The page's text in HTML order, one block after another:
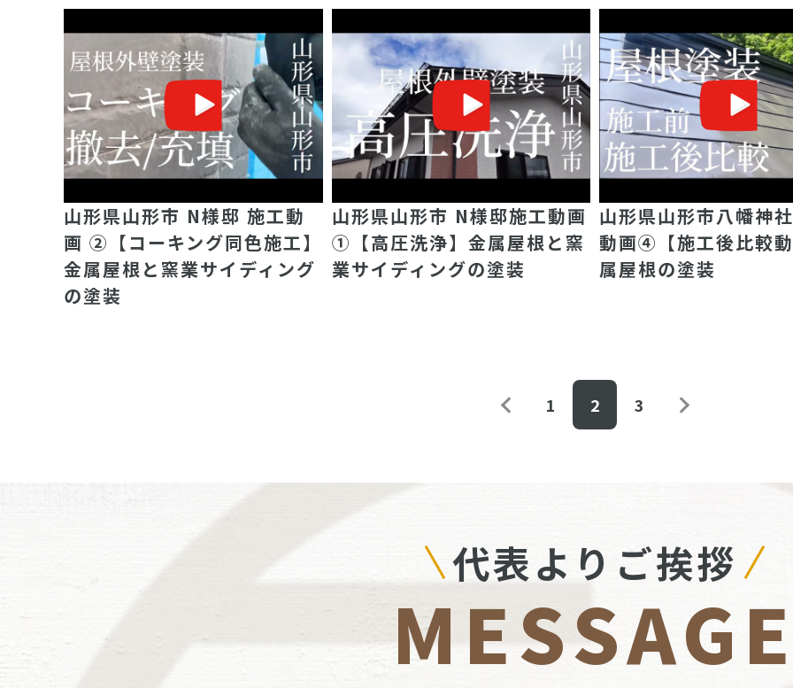
山形県山形市 N様邸 施工動
画 ②【コーキング同色施工】
金属屋根と窯業サイディング
の塗装
山形県山形市 N様邸施工動画
①【高圧洗浄】金属屋根と窯
業サイディングの塗装
山形県山形市八幡神
動画④【施工後比較
属屋根の塗装
1 2 3
代表よりご挨拶